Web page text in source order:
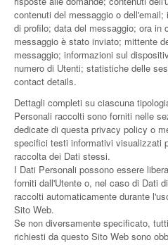
contenuti del messaggio o dell'email;
di profilo; data del messaggio; ora in
messaggio è stato inviato; mittente
messaggio; informazioni sul
numero di Utenti; statistiche delle
contact details.
Dettagli completi su ciascuna
Personali raccolti sono forniti nelle
dedicate di questa privacy policy o
specifici testi informativi visualizzati
raccolta dei Dati stessi.
I Dati Personali possono essere
forniti dall'Utente o, nel caso di Dati
raccolti automaticamente durante
Sito Web.
Se non diversamente specificato,
richiesti da questo Sito Web sono